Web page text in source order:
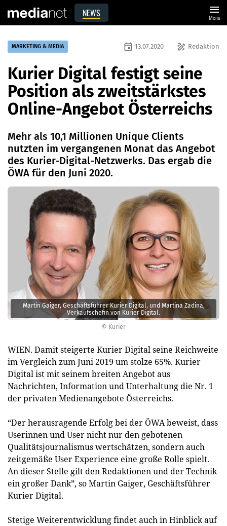
NEWS menu
Menü
© Kurier
Martin Gaiger, Geschäftsführer Kurier Digital, und Martina Zadina,
Verkaufschefin von Kurier Digital.
MARKETING & MEDIA draw Redaktion
event 13.07.2020
Kurier Digital festigt seine
Position als zweitstärkstes
Online-Angebot Österreichs
Mehr als 10,1 Millionen Unique Clients
nutzten im vergangenen Monat das Angebot
des Kurier-Digital-Netzwerks. Das ergab die
ÖWA für den Juni 2020.
WIEN. Damit steigerte Kurier Digital seine Reichweite
im Vergleich zum Juni 2019 um stolze 65%. Kurier
Digital ist mit seinem breiten Angebot aus
Nachrichten, Information und Unterhaltung die Nr. 1
der privaten Medienangebote Österreichs.
“Der herausragende Erfolg bei der ÖWA beweist, dass
Userinnen und User nicht nur den gebotenen
Qualitätsjournalismus wertschätzen, sondern auch
zeitgemäße User Experience eine große Rolle spielt.
An dieser Stelle gilt den Redaktionen und der Technik
ein großer Dank”, so Martin Gaiger, Geschäftsführer
Kurier Digital.
Stetige Weiterentwicklung findet auch in Hinblick auf